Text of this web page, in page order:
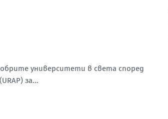
университети в света според
за...